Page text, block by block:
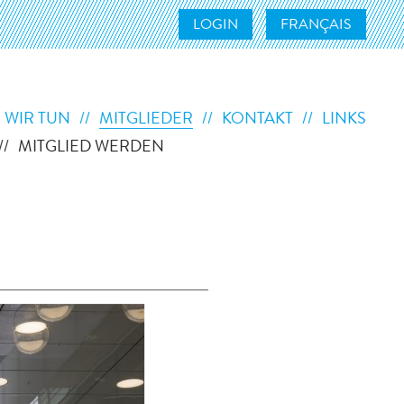
LOGIN FRANÇAIS
WIR TUN MITGLIEDER KONTAKT
LINKS
MITGLIED WERDEN